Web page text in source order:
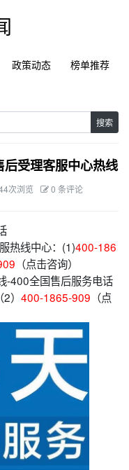
政策动态
榜单推荐
搜索
受理客服中心热线
次浏览 0 条评论
热线中心：(1)400-186
（点击咨询）
-400全国售后服务电话
） 400-1865-909 （点